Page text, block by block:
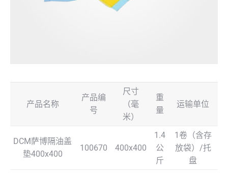
产品名称
产品编
号
尺寸
（毫
米）
重
量
运输单位
DCM萨博隔油盖
垫400x400
100670 400x400
1.4
公
斤
1卷（含存
放袋）/托
盘